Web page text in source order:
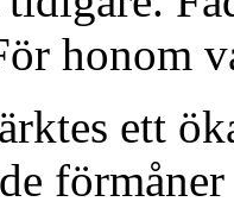
honom
ett